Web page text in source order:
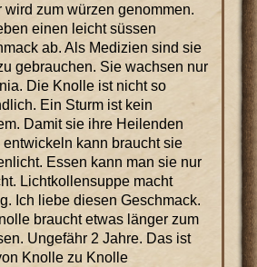
wird zum würzen genommen.
einen leicht süssen
ab. Als Medizien sind sie
gebrauchen. Sie wachsen nur
Die Knolle ist nicht so
Ein Sturm ist kein
Damit sie ihre Heilenden
entwickeln kann braucht sie
Essen kann man sie nur
Lichtkollensuppe macht
Ich liebe diesen Geschmack.
braucht etwas länger zum
Ungefähr 2 Jahre. Das ist
Knolle zu Knolle